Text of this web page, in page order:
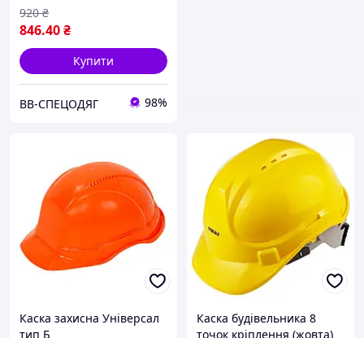
846.40₴
920 ₴
Купити
ВВ-СПЕЦОДЯГ 98%
Каска захисна Універсал
тип Б
Каска будівельника 8
точок кріплення (жовта)